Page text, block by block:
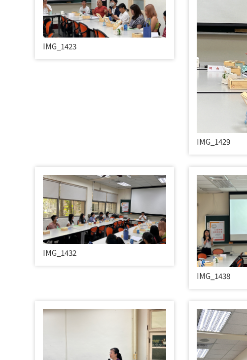
IMG_1423
IMG_1429
IMG_1432
IMG_1438